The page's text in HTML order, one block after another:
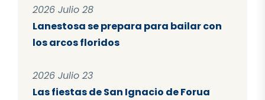
2026 Julio 28
Lanestosa se prepara para bailar con
los arcos floridos
2026 Julio 23
Las fiestas de San Ignacio de Forua